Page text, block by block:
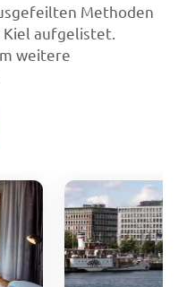
Methoden
aufgelistet.
weitere